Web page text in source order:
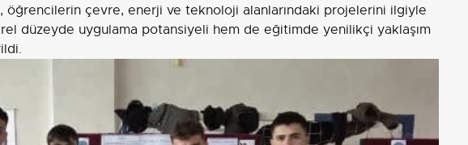
öğrencilerin çevre, enerji ve teknoloji alanlarındaki projelerini ilgiyle
düzeyde uygulama potansiyeli hem de eğitimde yenilikçi yaklaşım